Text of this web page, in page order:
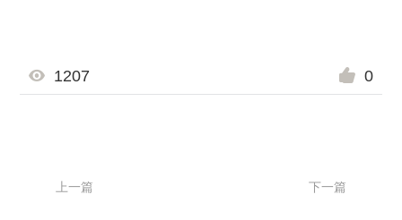
1207 0
上一篇 下一篇